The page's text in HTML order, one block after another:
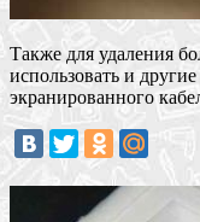
Также для удаления
использовать и
экранированного